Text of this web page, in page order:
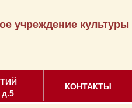
учреждение культуры
д.5
КОНТАКТЫ